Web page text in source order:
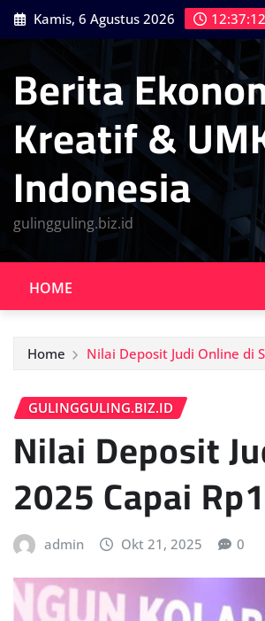
Skip
to
Kamis, 6 Agustus 2026
Berita
Kreatif &
Indonesia
gulingguling.biz.id
HOME
Home Nilai Deposit Judi Online di
GULINGGULING.BIZ.ID
Nilai Deposit
2025 Capai
admin Okt 21, 2025 0